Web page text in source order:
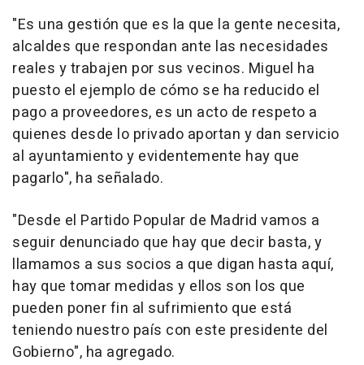
"Es una gestión que es la que la gente necesita,
alcaldes que respondan ante las necesidades
reales y trabajen por sus vecinos. Miguel ha
puesto el ejemplo de cómo se ha reducido el
pago a proveedores, es un acto de respeto a
quienes desde lo privado aportan y dan servicio
al ayuntamiento y evidentemente hay que
pagarlo", ha señalado.
"Desde el Partido Popular de Madrid vamos a
seguir denunciado que hay que decir basta, y
llamamos a sus socios a que digan hasta aquí,
hay que tomar medidas y ellos son los que
pueden poner fin al sufrimiento que está
teniendo nuestro país con este presidente del
Gobierno", ha agregado.